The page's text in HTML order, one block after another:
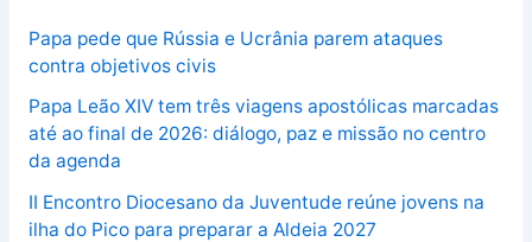
Papa pede que Rússia e Ucrânia parem ataques
contra objetivos civis
Papa Leão XIV tem três viagens apostólicas marcadas
até ao final de 2026: diálogo, paz e missão no centro
da agenda
II Encontro Diocesano da Juventude reúne jovens na
ilha do Pico para preparar a Aldeia 2027